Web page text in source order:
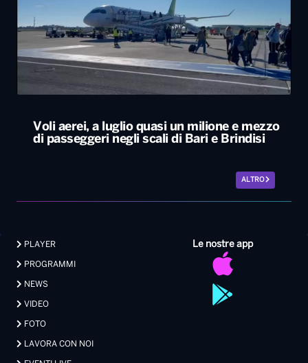
Voli aerei, a luglio quasi un milione e mezzo
di passeggeri negli scali di Bari e Brindisi
ALTRO
Le nostre app
PLAYER
PROGRAMMI
NEWS
VIDEO
FOTO
LAVORA CON NOI